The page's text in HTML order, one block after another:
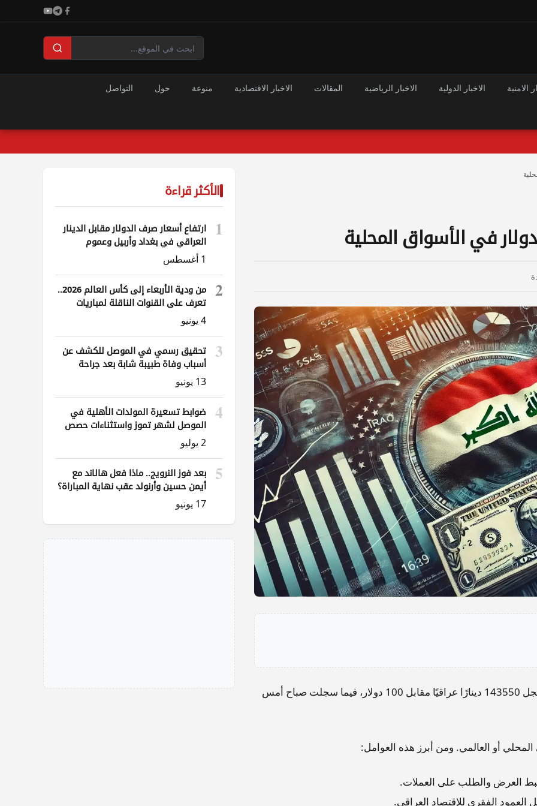
الامنية الاخبار الدولية الاخبار الرياضية المقالات الاخبار الاقتصادية منوعة حول التواصل
في الأسواق المحلية
ارتفعت اسعار الدولار في بورصتي الكفاح و الحارثية لتسجل 143550 دينارًا عراقيًا مقابل 100 دولار، فيما سجلت صباح أمس
أو العالمي. ومن أبرز هذه العوامل:
العرض والطلب على العملات.
العمود الفقري للإقتصاد العراقي.
الأكثر قراءة
1
ارتفاع أسعار صرف الدولار مقابل الدينار
العراقي في بغداد وأربيل وعموم
المحافظات
1 أغسطس
2
من ودية الأربعاء إلى كأس العالم 2026..
تعرف على القنوات الناقلة لمباريات
العراق
4 يونيو
3
تحقيق رسمي في الموصل للكشف عن
أسباب وفاة طبيبة شابة بعد جراحة
ناظورية
13 يونيو
4
ضوابط تسعيرة المولدات الأهلية في
الموصل لشهر تموز واستثناءات حصص
الوقود
2 يوليو
5
بعد فوز النرويج.. ماذا فعل هالاند مع
أيمن حسين وأرنولد عقب نهاية المباراة؟
17 يونيو